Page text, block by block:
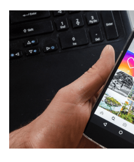
Cambiar
opciones
de
privacidad
El medio de
comunicación